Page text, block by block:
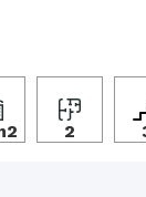
2